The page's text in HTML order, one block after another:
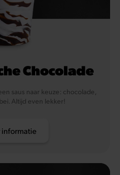
Chocolade
saus naar keuze: chocolade,
Altijd even lekker!